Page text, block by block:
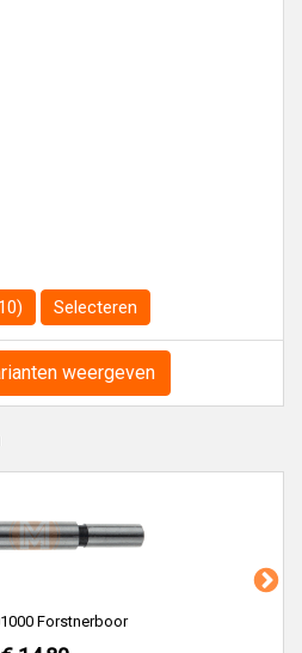
Selecteren
weergeven
Forstnerboor